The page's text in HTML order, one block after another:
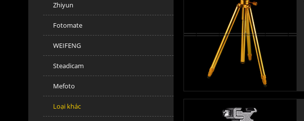
Zhiyun
Fotomate
WEIFENG
Steadicam
Mefoto
Loại khác